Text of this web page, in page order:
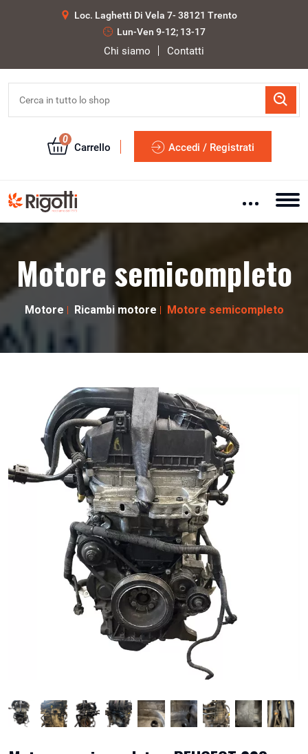
Loc. Laghetti Di Vela 7- 38121 Trento
Lun-Ven 9-12; 13-17
Chi siamo Contatti
0
Carrello Accedi / Registrati
Motore semicompleto
Motore Ricambi motore Motore semicompleto